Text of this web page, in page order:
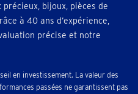
précieux, bijoux, pièces de
à 40 ans d’expérience,
précise et notre
en investissement. La valeur des
passées ne garantissent pas